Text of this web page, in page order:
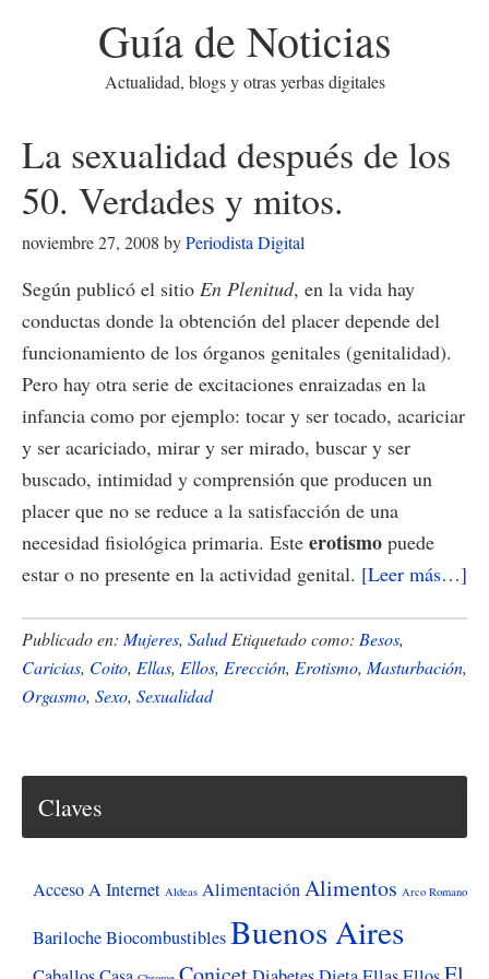
Guía de Noticias
Actualidad, blogs y otras yerbas digitales
La sexualidad después de los
50. Verdades y mitos.
noviembre 27, 2008 byPeriodista Digital
Según publicó el sitio En Plenitud, en la vida hay
conductas donde la obtención del placer depende del
funcionamiento de los órganos genitales (genitalidad).
Pero hay otra serie de excitaciones enraizadas en la
infancia como por ejemplo: tocar y ser tocado, acariciar
y ser acariciado, mirar y ser mirado, buscar y ser
buscado, intimidad y comprensión que producen un
placer que no se reduce a la satisfacción de una
necesidad fisiológica primaria. Este erotismo puede
estar o no presente en la actividad genital. [Leer más…]
Publicado en: Mujeres, Salud Etiquetado como: Besos,
Caricias, Coito, Ellas, Ellos, Erección, Erotismo, Masturbación,
Orgasmo, Sexo, Sexualidad
Claves
Acceso A Internet Aldeas AlimentaciónAlimentos Arco Romano
BarilocheBiocombustiblesBuenos Aires